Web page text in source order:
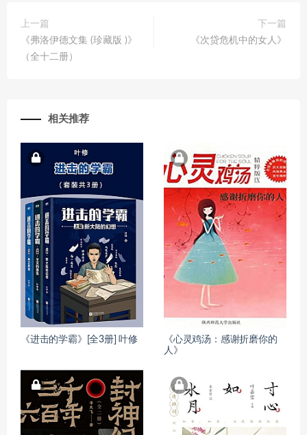
上一篇
《弗洛伊德文集 (珍藏版 )》
（全十二册）
下一篇
《次贷危机中的女人》
相关推荐
《进击的学霸》[全3册] 叶修
《心灵鸡汤：感谢折磨你的
人》